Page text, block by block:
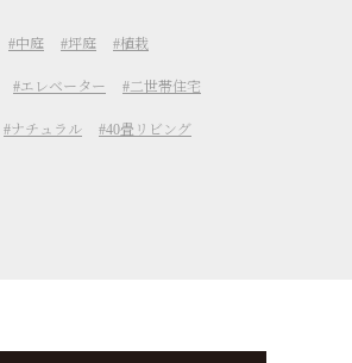
中庭 坪庭 植栽
エレベーター 二世帯住宅
ナチュラル 40畳リビング